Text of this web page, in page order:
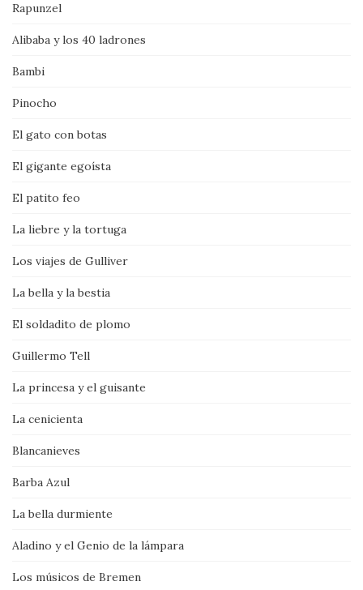
Rapunzel
Alibaba y los 40 ladrones
Bambi
Pinocho
El gato con botas
El gigante egoísta
El patito feo
La liebre y la tortuga
Los viajes de Gulliver
La bella y la bestia
El soldadito de plomo
Guillermo Tell
La princesa y el guisante
La cenicienta
Blancanieves
Barba Azul
La bella durmiente
Aladino y el Genio de la lámpara
Los músicos de Bremen